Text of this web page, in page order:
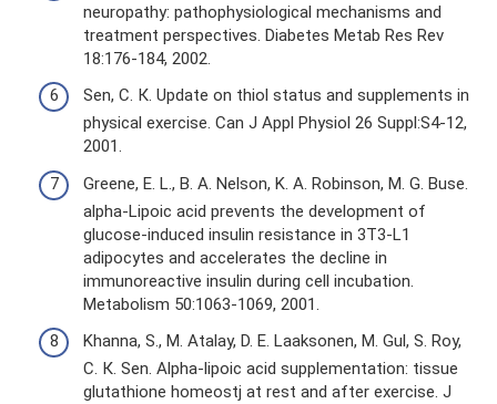
neuropathy: pathophysiological mechanisms and
treatment perspectives. Diabetes Metab Res Rev
18:176-184, 2002.
Sen, С. К. Update on thiol status and supplements in
physical exercise. Can J Appl Physiol 26 Suppl:S4-12,
2001.
Greene, E. L., B. A. Nelson, K. A. Robinson, M. G. Buse.
alpha-Lipoic acid prevents the development of
glucose-induced insulin resistance in 3T3-L1
adipocytes and accelerates the decline in
immunoreactive insulin during cell incubation.
Metabolism 50:1063-1069, 2001.
Khanna, S., M. Atalay, D. E. Laaksonen, M. Gul, S. Roy,
С. К. Sen. Alpha-lipoic acid supplementation: tissue
glutathione homeostj at rest and after exercise. J